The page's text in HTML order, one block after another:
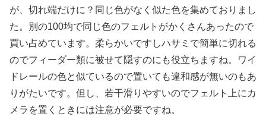
が、切れ端だけに？同じ色がなく似た色を集めておりまし
た。別の100均で同じ色のフェルトがかくさんあったので
買い占めています。柔らかいですしハサミで簡単に切れる
のでフィーダー類に被せて隠すのにも役立ちますね。ワイ
ドレールの色と似ているので置いても違和感が無いのもあ
りがたいです。但し、若干滑りやすいのでフェルト上にカ
メラを置くときには注意が必要ですね。